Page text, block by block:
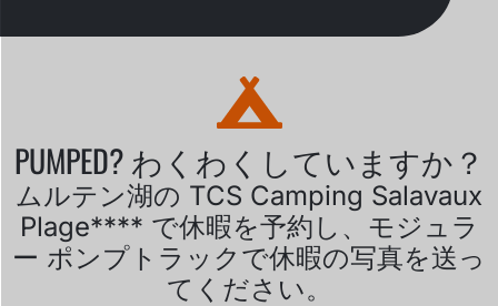
PUMPED? わくわくしていますか？
ムルテン湖の TCS Camping Salavaux
Plage**** で休暇を予約し、モジュラ
ー ポンプトラックで休暇の写真を送っ
てください。